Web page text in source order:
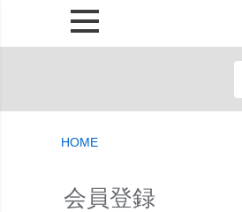
HOME
会員登録